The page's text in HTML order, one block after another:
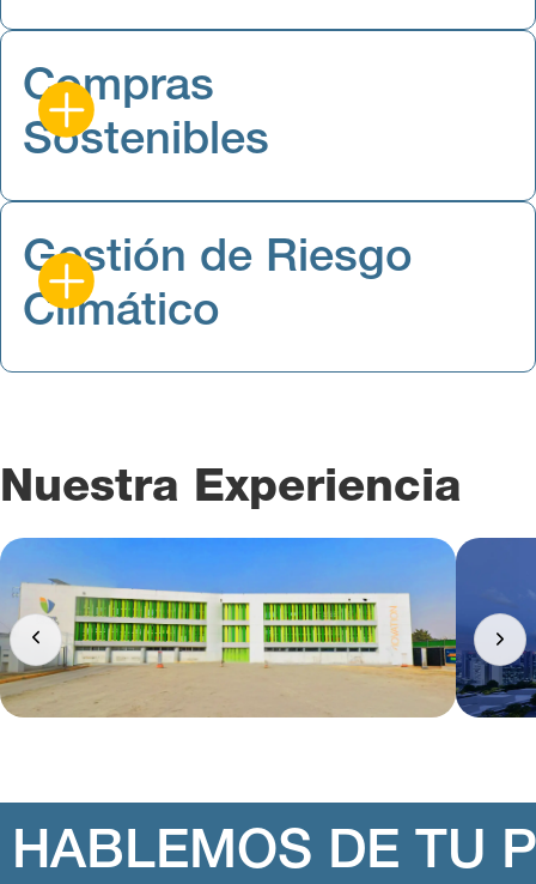
Compras
Sostenibles
Gestión de Riesgo
Climático
Nuestra Experiencia
HABLEMOS DE TU